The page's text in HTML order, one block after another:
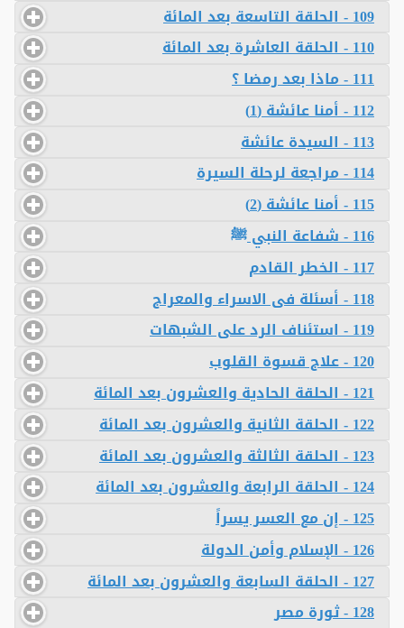
109 - الحلقة التاسعة بعد المائة
110 - الحلقة العاشرة بعد المائة
111 - ماذا بعد رمضا ؟
112 - أمنا عائشة (1)
113 - السيدة عائشة
114 - مراجعة لرحلة السيرة
115 - أمنا عائشة (2)
116 - شفاعة النبي ﷺ
117 - الخطر القادم
118 - أسئلة فى الاسراء والمعراج
119 - استئناف الرد على الشبهات
120 - علاج قسوة القلوب
121 - الحلقة الحادية والعشرون بعد المائة
122 - الحلقة الثانية والعشرون بعد المائة
123 - الحلقة الثالثة والعشرون بعد المائة
124 - الحلقة الرابعة والعشرون بعد المائة
125 - إن مع العسر يسراً
126 - الإسلام وأمن الدولة
127 - الحلقة السابعة والعشرون بعد المائة
128 - ثورة مصر